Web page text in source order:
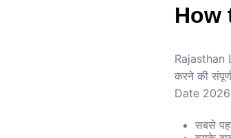
How
Rajasthan
करने की
Date 2026
सबसे